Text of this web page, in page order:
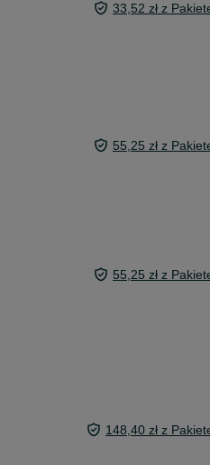
33,52 zł z
55,25 zł z
55,25 zł z
148,40 zł z